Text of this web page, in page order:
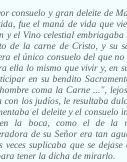
consuelo y gran deleite de
fue el maná de vida que
y el Vino celestial
de la carne de Cristo, y su
el único consuelo del que
ella lo mismo que vivir y, en
en su bendito
coma la Carne ...",
con los judíos, le resultaba
el deleite y el consuelo
la boca, como el de la
de su Señor era tan
veces suplicaba que se
tener la dicha de mirarlo.